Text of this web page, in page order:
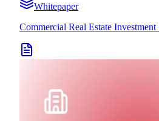
Whitepaper
Commercial Real Estate Investment